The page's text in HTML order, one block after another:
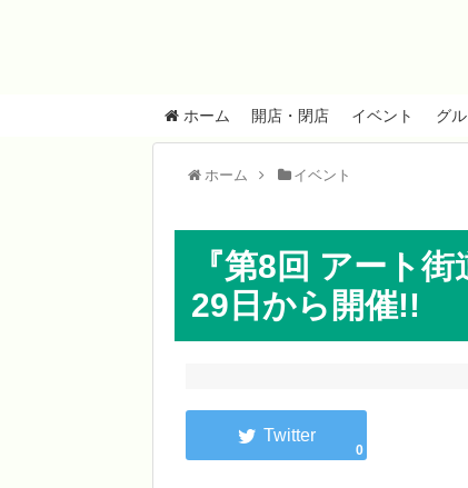
ホーム 開店・閉店 イベント グ
ホーム イベント
『第8回 アート
29日から開催!!
0